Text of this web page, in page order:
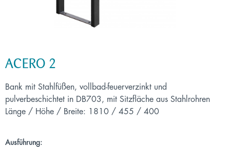
ACERO 2
Bank mit Stahlfüßen, vollbad-feuerverzinkt und
pulverbeschichtet in DB703, mit Sitzfläche aus Stahlrohren
Länge / Höhe / Breite: 1810 / 455 / 400
Ausführung: